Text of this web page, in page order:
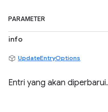
PARAMETER
info
UpdateEntryOptions
Entri yang akan diperbarui.